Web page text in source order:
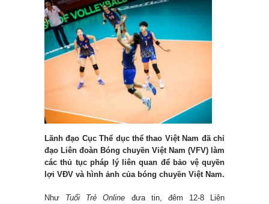
Lãnh đạo Cục Thể dục thể thao Việt Nam đã chỉ
đạo Liên đoàn Bóng chuyền Việt Nam (VFV) làm
các thủ tục pháp lý liên quan để bảo vệ quyền
lợi VĐV và hình ảnh của bóng chuyền Việt Nam.
Như Tuổi Trẻ Online đưa tin, đêm 12-8 Liên